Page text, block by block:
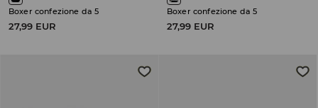
Boxer confezione da 5
27,99 EUR
Boxer confezione da 5
27,99 EUR